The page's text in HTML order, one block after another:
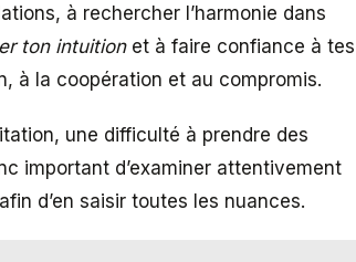
à rechercher l’harmonie dans
ton intuitionet à faire confiance à tes
à la coopération et au compromis.
une difficulté à prendre des
important d’examiner attentivement
d’en saisir toutes les nuances.